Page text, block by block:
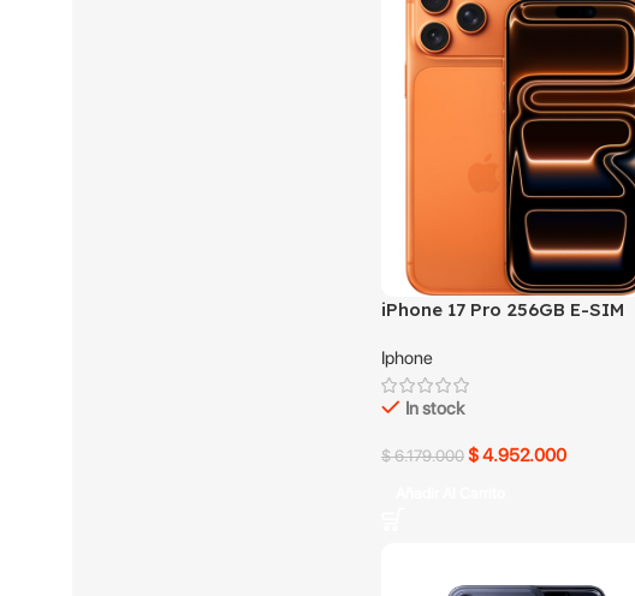
iPhone 17 Pro 256GB E-SIM
Iphone
In stock
$6.179.000 $4.952.000